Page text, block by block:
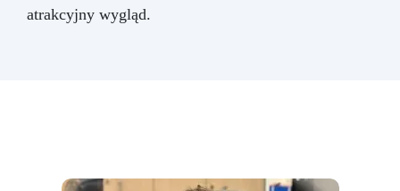
atrakcyjny wygląd.